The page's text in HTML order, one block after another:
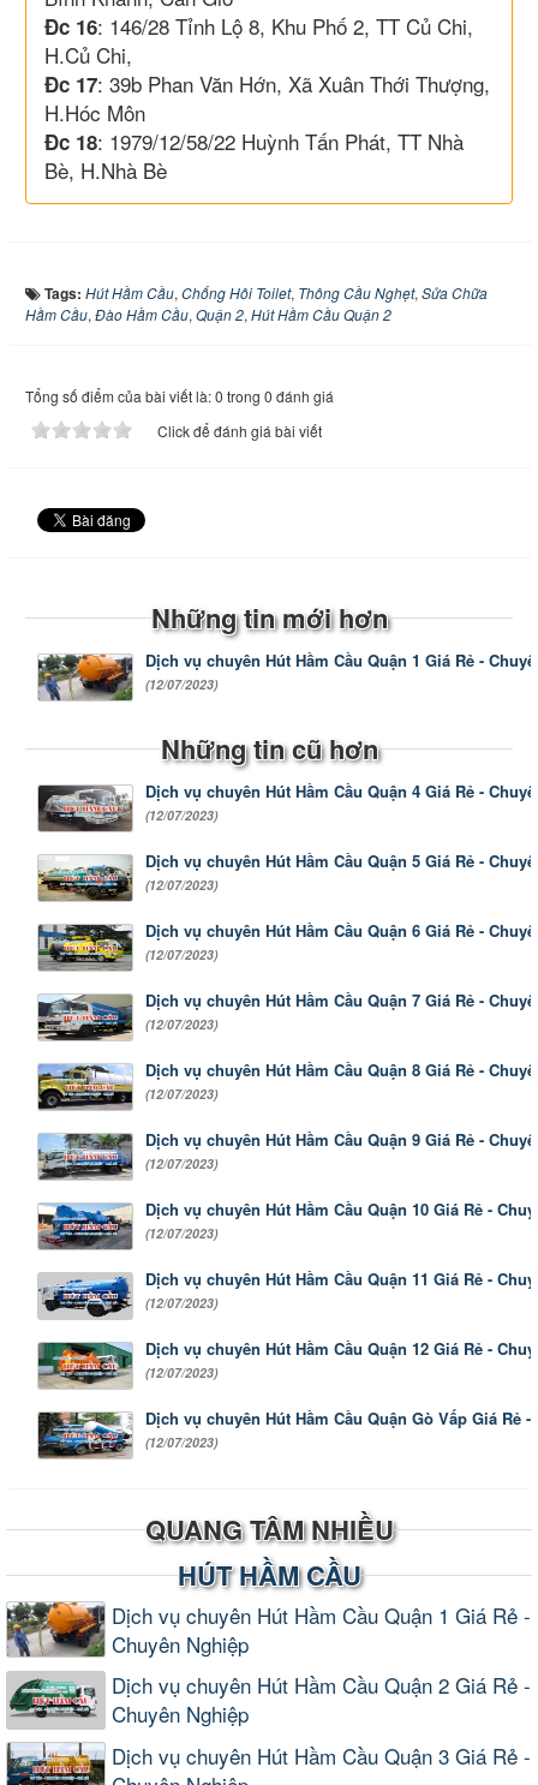
Đc 16: 146/28 Tỉnh Lộ 8, Khu Phố 2, TT Củ Chi,
H.Củ Chi,
Đc 17: 39b Phan Văn Hớn, Xã Xuân Thới Thượng,
H.Hóc Môn
Đc 18: 1979/12/58/22 Huỳnh Tấn Phát, TT Nhà
Bè, H.Nhà Bè
Tags: Hút Hầm Cầu, Chống Hôi Toilet, Thông Cầu Nghẹt, Sửa Chữa
Hầm Cầu, Đào Hầm Cầu, Quận 2, Hút Hầm Cầu Quận 2
Tổng số điểm của bài viết là: 0 trong 0 đánh giá
Click để đánh giá bài viết
Những tin mới hơn
Dịch vụ chuyên Hút Hầm Cầu Quận 1 Giá Rẻ -
(12/07/2023)
Những tin cũ hơn
Dịch vụ chuyên Hút Hầm Cầu Quận 4 Giá Rẻ -
(12/07/2023)
Dịch vụ chuyên Hút Hầm Cầu Quận 5 Giá Rẻ -
(12/07/2023)
Dịch vụ chuyên Hút Hầm Cầu Quận 6 Giá Rẻ -
(12/07/2023)
Dịch vụ chuyên Hút Hầm Cầu Quận 7 Giá Rẻ -
(12/07/2023)
Dịch vụ chuyên Hút Hầm Cầu Quận 8 Giá Rẻ -
(12/07/2023)
Dịch vụ chuyên Hút Hầm Cầu Quận 9 Giá Rẻ -
(12/07/2023)
Dịch vụ chuyên Hút Hầm Cầu Quận 10 Giá Rẻ -
(12/07/2023)
Dịch vụ chuyên Hút Hầm Cầu Quận 11 Giá Rẻ -
(12/07/2023)
Dịch vụ chuyên Hút Hầm Cầu Quận 12 Giá Rẻ -
(12/07/2023)
Dịch vụ chuyên Hút Hầm Cầu Quận Gò Vấp Giá Rẻ
(12/07/2023)
QUANG TÂM NHIỀU
HÚT HẦM CẦU
Dịch vụ chuyên Hút Hầm Cầu Quận 1 Giá Rẻ -
Chuyên Nghiệp
Dịch vụ chuyên Hút Hầm Cầu Quận 2 Giá Rẻ -
Chuyên Nghiệp
Dịch vụ chuyên Hút Hầm Cầu Quận 3 Giá Rẻ -